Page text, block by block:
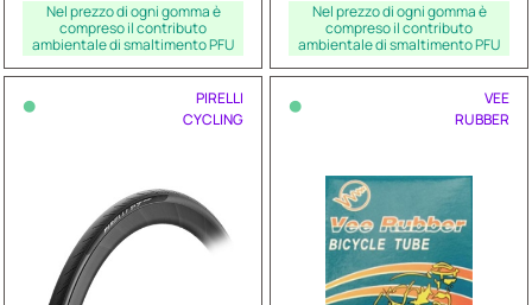
Nel prezzo di ogni gomma è
compreso il contributo
ambientale di smaltimento PFU
Nel prezzo di ogni gomma è
compreso il contributo
ambientale di smaltimento PFU
•
PIRELLI
CYCLING
•
VEE
RUBBER